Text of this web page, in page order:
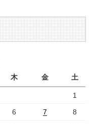
木 金 土
1
6 7 8